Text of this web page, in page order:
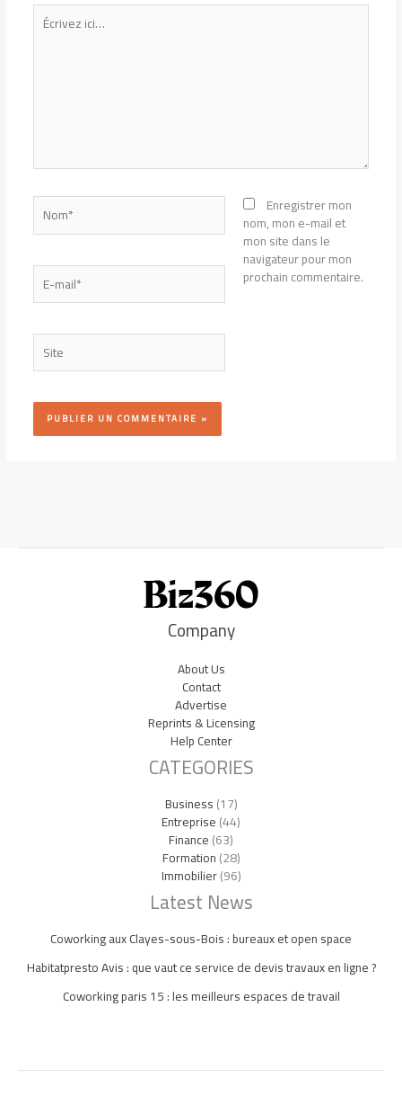
Écrivez
ici…
Nom*
E-
mail*
Site
Enregistrer mon
nom, mon e-mail et
mon site dans le
navigateur pour mon
prochain commentaire.
Company
About Us
Contact
Advertise
Reprints & Licensing
Help Center
CATEGORIES
Business(17)
Entreprise(44)
Finance(63)
Formation(28)
Immobilier(96)
Latest News
Coworking aux Clayes-sous-Bois : bureaux et open space
Habitatpresto Avis : que vaut ce service de devis travaux en ligne ?
Coworking paris 15 : les meilleurs espaces de travail